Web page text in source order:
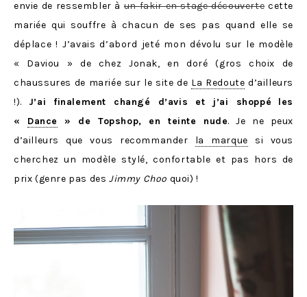
envie de ressembler àun fakir en stage découvertecette
mariée qui souffre à chacun de ses pas quand elle se
déplace ! J’avais d’abord jeté mon dévolu sur le modèle
« Daviou » de chez Jonak, en doré (gros choix de
chaussures de mariée sur le site de La Redoute d’ailleurs
!). J’ai finalement changé d’avis et j’ai shoppé
les
« Dance » de Topshop, en teinte nude. Je ne peux
d’ailleurs que vous recommander la marque si vous
cherchez un modèle stylé, confortable et pas hors de
prix (genre pas des Jimmy Choo quoi) !